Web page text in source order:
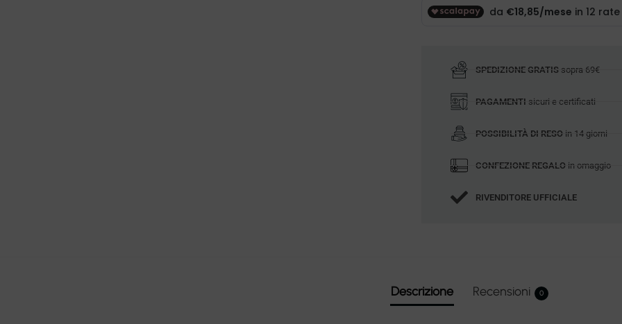
SPEDIZIONE GRATIS sopra 69€
PAGAMENTI sicuri e certificati
POSSIBILITÀ DI RESO in 14 giorni
CONFEZIONE REGALO in omaggio
RIVENDITORE UFFICIALE
Descrizione Recensioni 0